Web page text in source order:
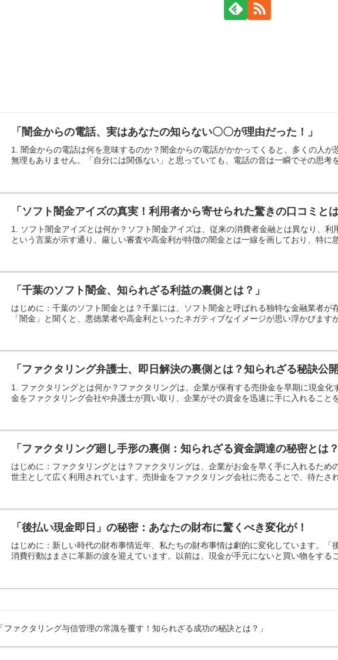
「闇金からの電話、実はあなたの知らない〇〇が理由だった！」
1. 闇金からの電話は何を意味するのか？闇金からの電話がかかってくると、多くの人
無理もありません。「自分には関係ない」と思っていても、電話の音は一瞬でその思考
「ソフト闇金アイズの真実！利用者から寄せられた驚きの口コミとは
1. ソフト闇金アイズとは何か？ソフト闇金アイズは、従来の消費者金融とは異なり、
という言葉が示す通り、厳しい審査や高金利が特徴の闇金とは一線を画しており、特に
「千葉のソフト闇金、知られざる利益の裏側とは？」
はじめに：千葉のソフト闇金とは？千葉には、ソフト闇金と呼ばれる独特な金融業者
「闇金」と聞くと、悪徳業者や高金利といったネガティブなイメージが思い浮かびます
「ファクタリング弁護士、即日解決の裏側とは？知られざる秘訣公開
1. ファクタリングとは何か？ファクタリングは、企業が保有する売掛金を早期に現金
金をファクタリング会社や弁護士が買い取り、企業がその資金を迅速に手に入れること
「ファクタリング廻し手形の裏側：知られざる資金調達の秘密とは？
はじめに：ファクタリングとは？ファクタリングは、企業がお金を早く手に入れるた
世主として広く利用されています。売掛金をファクタリング会社に売ることで、待たさ
「後払い現金即日」の秘密：あなたの財布に驚くべき変化が！
はじめに：新しい時代の財布事情近年、私たちの財布事情は劇的に変化しています。
消費行動はまさに革新の波を迎えています。以前は、現金が手元にないと買い物をする
「ファクタリング与信管理の常識を覆す！知られざる成功の秘訣とは？」